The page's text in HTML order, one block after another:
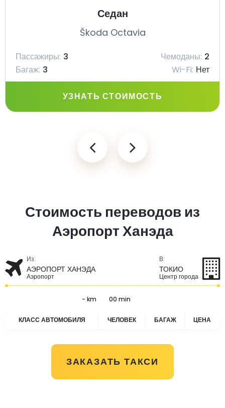
Седан
Škoda Octavia
Пассажиры: 3 Чемоданы: 2
Багаж: 3 Wi-Fi: Нет
УЗНАТЬ СТОИМОСТЬ
Стоимость переводов из
Аэропорт Ханэда
Из:
АЭРОПОРТ ХАНЭДА
Аэропорт
В:
ТОКИО
Центр города
- km 00 min
КЛАСС АВТОМОБИЛЯ ЧЕЛОВЕК БАГАЖ ЦЕНА
ЗАКАЗАТЬ ТАКСИ